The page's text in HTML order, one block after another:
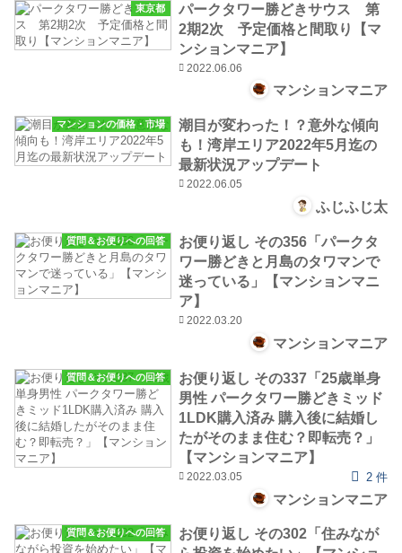
東京都
パークタワー勝どきサウス 第
2期2次 予定価格と間取り【マ
ンションマニア】
2022.06.06
マンションマニア
マンションの価格・市場
潮目が変わった！？意外な傾向
も！湾岸エリア2022年5月迄の
最新状況アップデート
2022.06.05
ふじふじ太
質問＆お便りへの回答
お便り返し その356「パークタ
ワー勝どきと月島のタワマンで
迷っている」【マンションマニ
ア】
2022.03.20
マンションマニア
質問＆お便りへの回答
お便り返し その337「25歳単身
男性 パークタワー勝どきミッド
1LDK購入済み 購入後に結婚し
たがそのまま住む？即転売？」
【マンションマニア】
2022.03.05 2 件
マンションマニア
質問＆お便りへの回答
お便り返し その302「住みなが